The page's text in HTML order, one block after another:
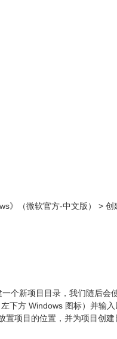
》（微软官方-中文版） > 创
个新项目目录，我们随后会
下方 Windows 图标）并输
置项目的位置，并为项目创